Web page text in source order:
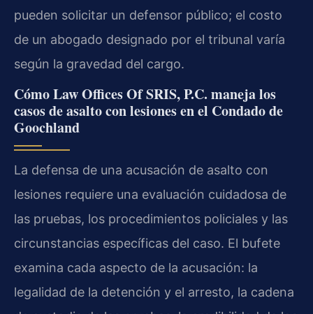
pueden solicitar un defensor público; el costo
de un abogado designado por el tribunal varía
según la gravedad del cargo.
Cómo Law Offices Of SRIS, P.C. maneja los
casos de asalto con lesiones en el Condado de
Goochland
La defensa de una acusación de asalto con
lesiones requiere una evaluación cuidadosa de
las pruebas, los procedimientos policiales y las
circunstancias específicas del caso. El bufete
examina cada aspecto de la acusación: la
legalidad de la detención y el arresto, la cadena